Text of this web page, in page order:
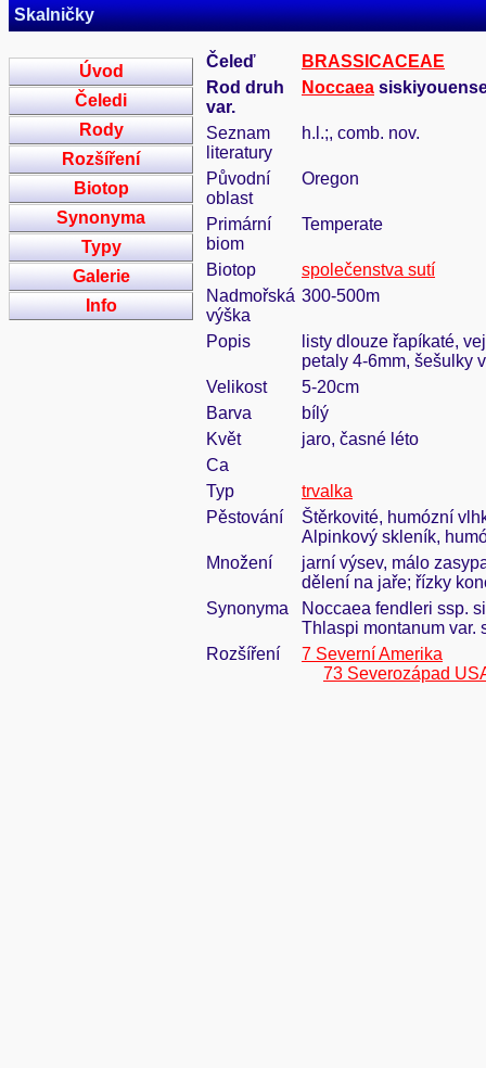
Skalničky
Úvod
Čeledi
Rody
Rozšíření
Biotop
Synonyma
Typy
Galerie
Info
Čeleď
BRASSICACEAE
Rod druh
var.
Noccaea
Seznam
literatury
h.l.;, comb. nov.
Původní
oblast
Oregon
Primární
biom
Temperate
Biotop
společenstva sutí
Nadmořská
výška
300-500m
Popis
listy dlouze řapíkaté,
petaly 4-6mm, šešulky
Velikost
5-20cm
Barva
bílý
Květ
jaro, časné léto
Ca
Typ
trvalka
Pěstování
Štěrkovité, humózní
Alpinkový skleník,
Množení
jarní výsev, málo
dělení na jaře; řízky
Synonyma
Noccaea fendleri ssp.
Thlaspi montanum var.
Rozšíření
7 Severní Amerika
73 Severozápad